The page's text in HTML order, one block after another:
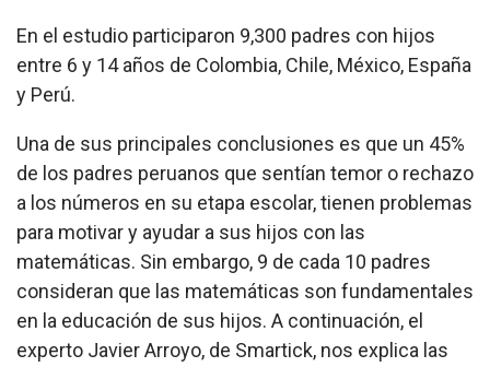
En el estudio participaron 9,300 padres con hijos
entre 6 y 14 años de Colombia, Chile, México, España
y Perú.
Una de sus principales conclusiones es que un 45%
de los padres peruanos que sentían temor o rechazo
a los números en su etapa escolar, tienen problemas
para motivar y ayudar a sus hijos con las
matemáticas. Sin embargo, 9 de cada 10 padres
consideran que las matemáticas son fundamentales
en la educación de sus hijos. A continuación, el
experto Javier Arroyo, de Smartick, nos explica las